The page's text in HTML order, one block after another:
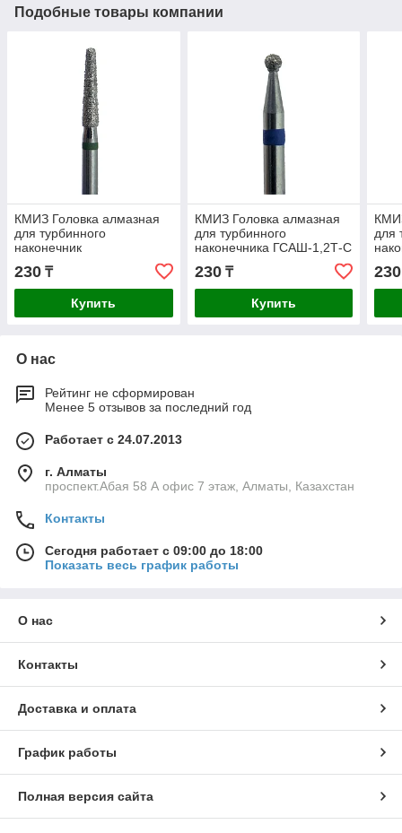
Подобные товары компании
КМИЗ Головка алмазная
для турбинного
наконечник
ГСАКС-1,8Т-8К
230 ₸
Купить
КМИЗ Головка алмазная
для турбинного
наконечника ГСАШ-1,2Т-С
230₸
Купить
для
230
О нас
Рейтинг не сформирован
Менее 5 отзывов за последний год
Работает с 24.07.2013
г. Алматы
проспект.Абая 58 А офис 7 этаж, Алматы, Казахстан
Контакты
Сегодня работает с 09:00 до 18:00
Показать весь график работы
О нас
Контакты
Доставка и оплата
График работы
Полная версия сайта